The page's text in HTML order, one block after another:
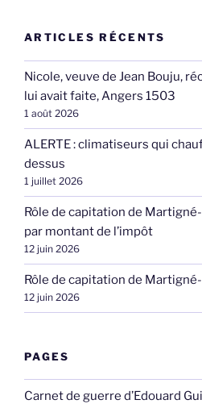
ARTICLES RÉCENTS
Nicole, veuve de Jean Bouju,
lui avait faite, Angers 1503
1 août 2026
ALERTE : climatiseurs qui
dessus
1 juillet 2026
Rôle de capitation de
par montant de l’impôt
12 juin 2026
Rôle de capitation de
12 juin 2026
PAGES
Carnet de guerre d’Edouard